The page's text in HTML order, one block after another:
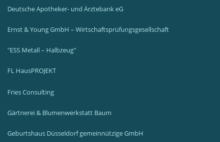
Deutsche Apotheker- und Ärztebank eG
Ernst & Young GmbH – Wirtschaftsprüfungsgesellschaft
"ESS Metall – Halbzeug"
FL HausPROJEKT
Fries Consulting
Gärtnerei & Blumenwerkstatt Baum
Geburtshaus Düsseldorf gemeinnützige GmbH